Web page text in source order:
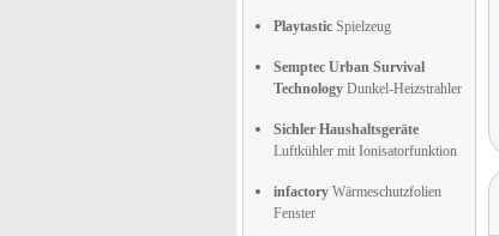
Playtastic Spielzeug
Semptec Urban Survival
Technology Dunkel-Heizstrahler
Sichler Haushaltsgeräte
Luftkühler mit Ionisatorfunktion
infactory Wärmeschutzfolien
Fenster